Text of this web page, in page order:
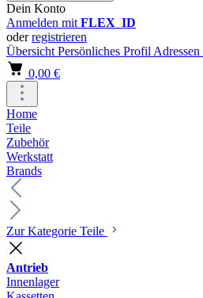
Dein Konto
Anmelden mit FLEX_ID
oderregistrieren
Übersicht Persönliches Profil Adressen
0,00 €
Home
Teile
Zubehör
Werkstatt
Brands
Zur Kategorie Teile
Antrieb
Innenlager